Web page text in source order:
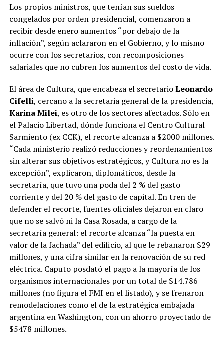
Los propios ministros, que tenían sus sueldos
congelados por orden presidencial, comenzaron a
recibir desde enero aumentos “por debajo de la
inflación”, según aclararon en el Gobierno, y lo mismo
ocurre con los secretarios, con recomposiciones
salariales que no cubren los aumentos del costo de vida.
El área de Cultura, que encabeza el secretarioLeonardo
Cifelli, cercano a la secretaria general de la presidencia,
Karina Milei, es otro de los sectores afectados. Sólo en
el Palacio Libertad, dónde funciona el Centro Cultural
Sarmiento (ex CCK), el recorte alcanza a $2000 millones.
“Cada ministerio realizó reducciones y reordenamientos
sin alterar sus objetivos estratégicos, y Cultura no es la
excepción”, explicaron, diplomáticos, desde la
secretaría, que tuvo una poda del 2 % del gasto
corriente y del 20 % del gasto de capital. En tren de
defender el recorte, fuentes oficiales dejaron en claro
que no se salvó ni la Casa Rosada, a cargo de la
secretaría general: el recorte alcanza “la puesta en
valor de la fachada” del edificio, al que le rebanaron $29
millones, y una cifra similar en la renovación de su red
eléctrica. Caputo posdató el pago a la mayoría de los
organismos internacionales por un total de $14.786
millones (no figura el FMI en el listado), y se frenaron
remodelaciones como el de la estratégica embajada
argentina en Washington, con un ahorro proyectado de
$5478 millones.